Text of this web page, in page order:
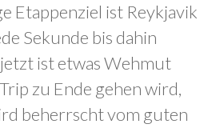
Etappenziel ist Reykjavik
Sekunde bis dahin
ist etwas Wehmut
zu Ende gehen wird,
beherrscht vom guten